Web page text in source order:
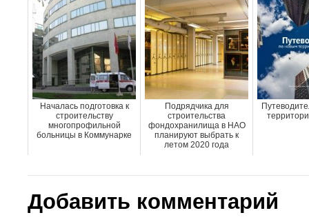
Началась подготовка к
строительству
многопрофильной
больницы в Коммунарке
Подрядчика для
строительства
фондохранилища в НАО
планируют выбрать к
летом 2020 года
Добавить комментарий